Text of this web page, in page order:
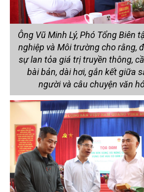
Ông Vũ Minh Lý, Phó Tổng Biên
nghiệp và Môi trường cho rằng,
sự lan tỏa giá trị truyền thông,
bài bản, dài hơi, gắn kết giữa
người và câu chuyện văn